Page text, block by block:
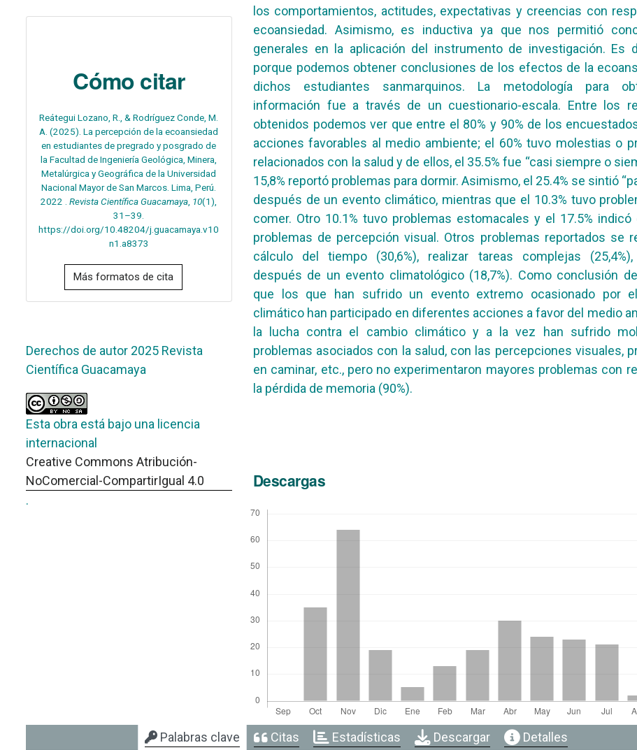
Cómo citar
Reátegui Lozano, R., & Rodríguez Conde, M.
A. (2025). La percepción de la ecoansiedad
en estudiantes de pregrado y posgrado de
la Facultad de Ingeniería Geológica, Minera,
Metalúrgica y Geográfica de la Universidad
Nacional Mayor de San Marcos. Lima, Perú.
2022 .Revista Científica Guacamaya, 10(1),
31–39.
https://doi.org/10.48204/j.guacamaya.v10
n1.a8373
Más formatos de cita
Derechos de autor 2025 Revista
Científica Guacamaya
Esta obra está bajo una licencia
internacional
Creative Commons Atribución-
NoComercial-CompartirIgual 4.0
.
los comportamientos, actitudes, expectativas y creencias con
ecoansiedad. Asimismo, es inductiva ya que nos permitió
generales en la aplicación del instrumento de investigación. Es
porque podemos obtener conclusiones de los efectos de la
dichos estudiantes sanmarquinos. La metodología para
información fue a través de un cuestionario-escala. Entre los
obtenidos podemos ver que entre el 80% y 90% de los
acciones favorables al medio ambiente; el 60% tuvo molestias o
relacionados con la salud y de ellos, el 35.5% fue “casi siempre o
15,8% reportó problemas para dormir. Asimismo, el 25.4% se sintió
después de un evento climático, mientras que el 10.3% tuvo
comer. Otro 10.1% tuvo problemas estomacales y el 17.5% indicó
problemas de percepción visual. Otros problemas reportados se
cálculo del tiempo (30,6%), realizar tareas complejas
después de un evento climatológico (18,7%). Como conclusión
que los que han sufrido un evento extremo ocasionado por
climático han participado en diferentes acciones a favor del medio
la lucha contra el cambio climático y a la vez han sufrido
problemas asociados con la salud, con las percepciones visuales,
en caminar, etc., pero no experimentaron mayores problemas con
la pérdida de memoria (90%).
Descargas
Palabras clave Citas Estadísticas Descargar Detalles